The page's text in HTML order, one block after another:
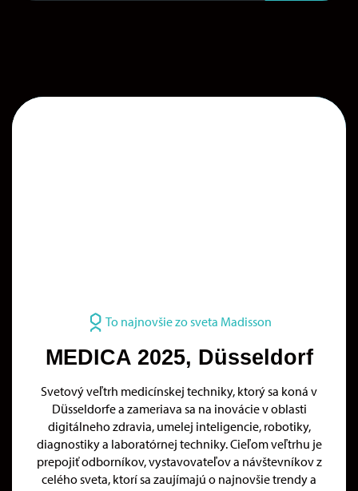
To najnovšie zo sveta Madisson
MEDICA 2025, Düsseldorf
Svetový veľtrh medicínskej techniky, ktorý sa koná v
Düsseldorfe a zameriava sa na inovácie v oblasti
digitálneho zdravia, umelej inteligencie, robotiky,
diagnostiky a laboratórnej techniky. Cieľom veľtrhu je
prepojiť odborníkov, vystavovateľov a návštevníkov z
celého sveta, ktorí sa zaujímajú o najnovšie trendy a